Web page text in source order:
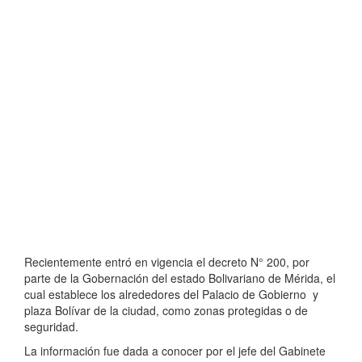
Recientemente entró en vigencia el decreto N° 200, por
parte de la Gobernación del estado Bolivariano de Mérida, el
cual establece los alrededores del Palacio de Gobierno y
plaza Bolívar de la ciudad, como zonas protegidas o de
seguridad.
La información fue dada a conocer por el jefe del Gabinete